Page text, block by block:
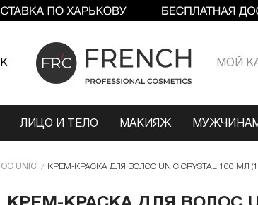
МОЙ
ЛИЦО И ТЕЛО МАКИЯЖ
UNIC КРЕМ-КРАСКА ДЛЯ ВОЛОС UNIC CRYSTAL 100 МЛ